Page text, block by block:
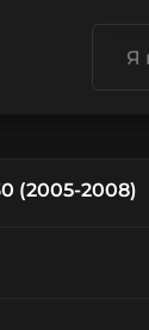
(2005-2008)